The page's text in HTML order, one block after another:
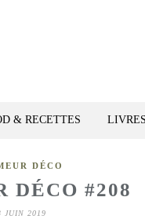
& RECETTES
DÉCO
DÉCO #208
JUIN 2019